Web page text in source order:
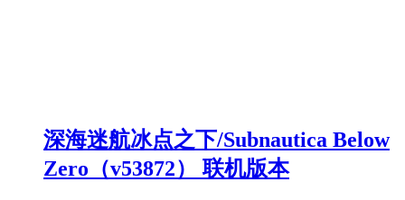
深海迷航冰点之下/Subnautica Below
Zero（v53872） 联机版本